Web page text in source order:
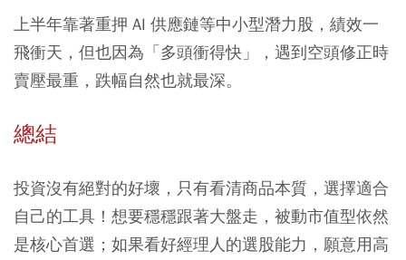
上半年靠著重押 AI 供應鏈等中小型潛力股，績效一
飛衝天，但也因為「多頭衝得快」，遇到空頭修正時
賣壓最重，跌幅自然也就最深。
總結
投資沒有絕對的好壞，只有看清商品本質，選擇適合
自己的工具！想要穩穩跟著大盤走，被動市值型依然
是核心首選；如果看好經理人的選股能力，願意用高